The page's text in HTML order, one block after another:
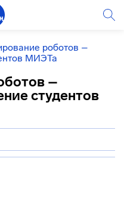
роботов –
МИЭТа
–
студентов